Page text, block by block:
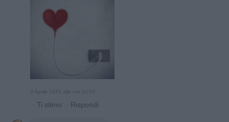
3 Aprile 2025 alle ore 22:05
· Ti stimo · Rispondi